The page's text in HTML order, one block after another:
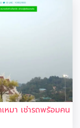
หมา เช่ารถพร้อมคน